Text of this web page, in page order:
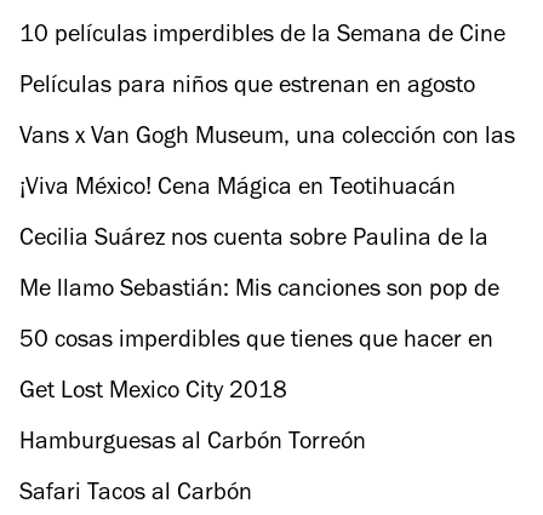
CDMX
ya están en México
10 películas imperdibles de la Semana de Cine
Alemán
Películas para niños que estrenan en agosto
Vans x Van Gogh Museum, una colección con las
pinturas de Van Gogh
¡Viva México! Cena Mágica en Teotihuacán
Cecilia Suárez nos cuenta sobre Paulina de la
Mora, su personaje en La casa de las flores
Me llamo Sebastián: Mis canciones son pop de
autoyuda para la comunidad LGBTTTI
50 cosas imperdibles que tienes que hacer en
agosto
Get Lost Mexico City 2018
Hamburguesas al Carbón Torreón
Safari Tacos al Carbón